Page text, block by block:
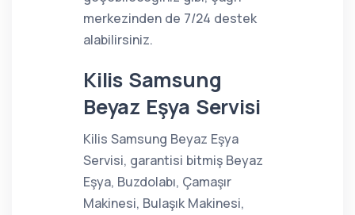
merkezinden de 7/24 destek
alabilirsiniz.
Kilis Samsung
Beyaz Eşya Servisi
Kilis Samsung Beyaz Eşya
Servisi, garantisi bitmiş Beyaz
Eşya, Buzdolabı, Çamaşır
Makinesi, Bulaşık Makinesi,